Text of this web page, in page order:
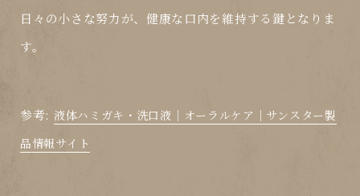
日々の小さな努力が、健康な口内を維持する鍵となりま
す。
参考: 液体ハミガキ・洗口液│オーラルケア│サンスター製
品情報サイト